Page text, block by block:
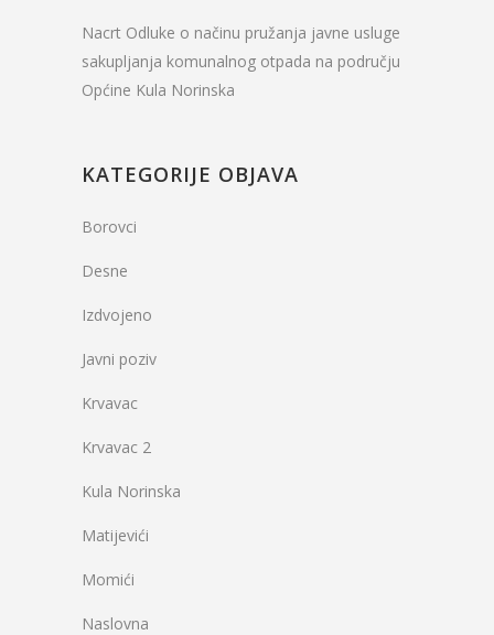
Nacrt Odluke o načinu pružanja javne usluge
sakupljanja komunalnog otpada na području
Općine Kula Norinska
KATEGORIJE OBJAVA
Borovci
Desne
Izdvojeno
Javni poziv
Krvavac
Krvavac 2
Kula Norinska
Matijevići
Momići
Naslovna